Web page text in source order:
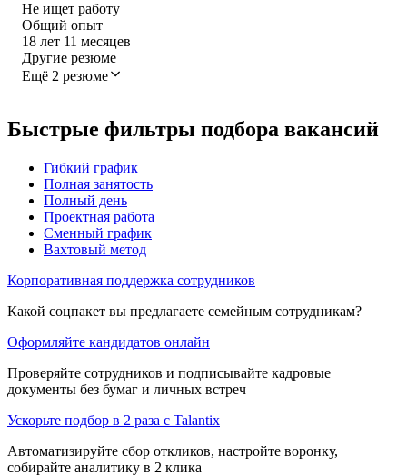
Не ищет работу
Общий опыт
18 лет 11 месяцев
Другие резюме
Ещё 2 резюме
Быстрые фильтры подбора вакансий
Гибкий график
Полная занятость
Полный день
Проектная работа
Сменный график
Вахтовый метод
Корпоративная поддержка сотрудников
Какой соцпакет вы предлагаете семейным сотрудникам?
Оформляйте кандидатов онлайн
Проверяйте сотрудников и подписывайте кадровые
документы без бумаг и личных встреч
Ускорьте подбор в 2 раза с Talantix
Автоматизируйте сбор откликов, настройте воронку,
собирайте аналитику в 2 клика